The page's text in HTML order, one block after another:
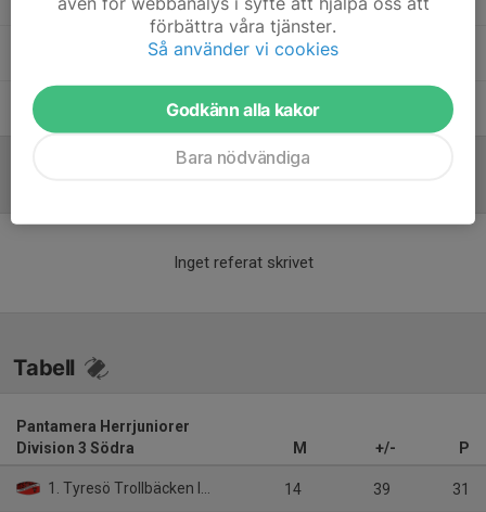
Tomas JanssonHuvudtränare
Jens StrandbergAssisterande tränare
Inget referat skrivet
Tabell
Pantamera Herrjuniorer
Division 3 Södra
M +/- P
1. Tyresö Trollbäcken IBK 14 39 31
förbättra våra tjänster.
Så använder vi cookies
Godkänn alla kakor
Bara nödvändiga